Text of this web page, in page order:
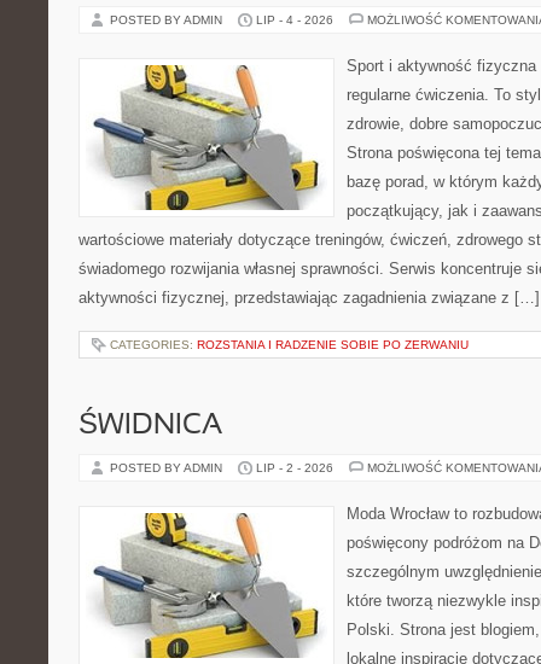
POSTED BY ADMIN LIP - 4 - 2026 MOŻLIWOŚĆ
Sport i aktywność
regularne ćwiczenia. To
zdrowie, dobre
Strona poświęcona tej
bazę porad, w którym
początkujący, jak i
wartościowe materiały dotyczące treningów, ćwiczeń, zdrowego
świadomego rozwijania własnej sprawności. Serwis koncentruje
aktywności fizycznej, przedstawiając zagadnienia związane z […]
CATEGORIES: ROZSTANIA I RADZENIE SOBIE PO ZERWANIU
ŚWIDNICA
POSTED BY ADMIN LIP - 2 - 2026 MOŻLIWOŚĆ
Moda Wrocław to
poświęcony podróżom na
szczególnym
które tworzą niezwykle
Polski. Strona jest
lokalne inspiracje